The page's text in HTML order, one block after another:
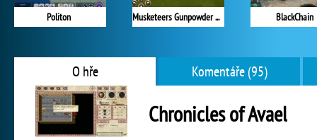
Politon Musketeers Gunpowder vs Steel BlackChain
O hře Komentáře (95)
Chronicles of Avael